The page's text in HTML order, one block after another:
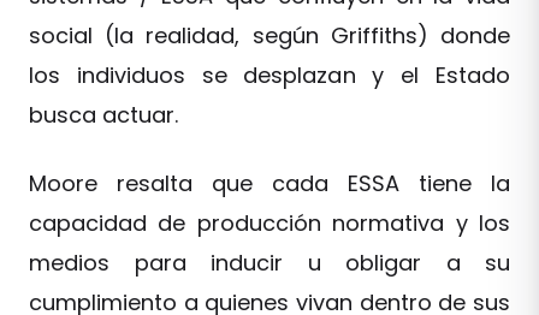
social (la realidad, según Griffiths) donde
los individuos se desplazan y el Estado
busca actuar.
Moore resalta que cada ESSA tiene la
capacidad de producción normativa y los
medios para inducir u obligar a su
cumplimiento a quienes vivan dentro de sus